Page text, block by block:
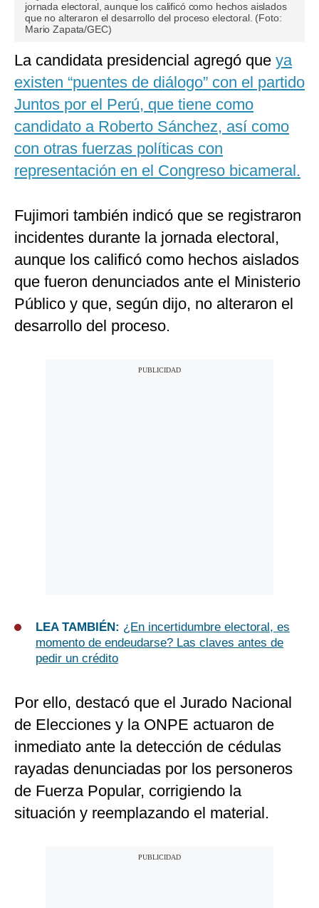
jornada electoral, aunque los calificó como hechos aislados
que no alteraron el desarrollo del proceso electoral. (Foto:
Mario Zapata/GEC)
La candidata presidencial agregó que ya
existen “puentes de diálogo” con el partido
Juntos por el Perú, que tiene como
candidato a Roberto Sánchez, así como
con otras fuerzas políticas con
representación en el Congreso bicameral.
Fujimori también indicó que se registraron
incidentes durante la jornada electoral,
aunque los calificó como hechos aislados
que fueron denunciados ante el Ministerio
Público y que, según dijo, no alteraron el
desarrollo del proceso.
LEA TAMBIÉN: ¿En incertidumbre electoral, es
momento de endeudarse? Las claves antes de
pedir un crédito
Por ello, destacó que el Jurado Nacional
de Elecciones y la ONPE actuaron de
inmediato ante la detección de cédulas
rayadas denunciadas por los personeros
de Fuerza Popular, corrigiendo la
situación y reemplazando el material.